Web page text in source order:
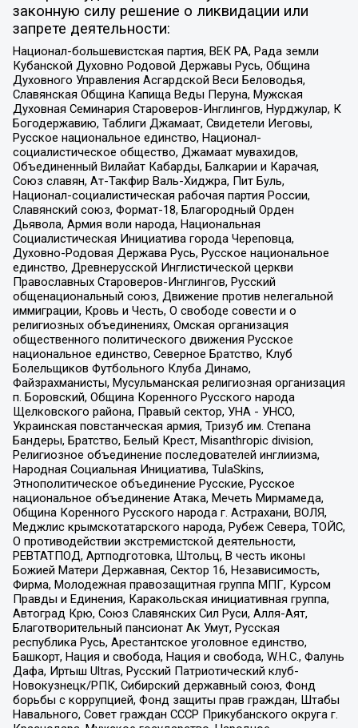
законную силу решение о ликвидации или
запрете деятельности:
Национал-большевистская партия, ВЕК РА, Рада земли
Кубанской Духовно Родовой Державы Русь, Община
Духовного Управления Асгардской Веси Беловодья,
Славянская Община Капища Веды Перуна, Мужская
Духовная Семинария Староверов-Инглингов, Нурджулар, К
Богодержавию, Таблиги Джамаат, Свидетели Иеговы,
Русское национальное единство, Национал-
социалистическое общество, Джамаат мувахидов,
Объединенный Вилайат Кабарды, Балкарии и Карачая,
Союз славян, Ат-Такфир Валь-Хиджра, Пит Буль,
Национал-социалистическая рабочая партия России,
Славянский союз, Формат-18, Благородный Орден
Дьявола, Армия воли народа, Национальная
Социалистическая Инициатива города Череповца,
Духовно-Родовая Держава Русь, Русское национальное
единство, Древнерусской Инглистической церкви
Православных Староверов-Инглингов, Русский
общенациональный союз, Движение против нелегальной
иммиграции, Кровь и Честь, О свободе совести и о
религиозных объединениях, Омская организация
общественного политического движения Русское
национальное единство, Северное Братство, Клуб
Болельщиков Футбольного Клуба Динамо,
Файзрахманисты, Мусульманская религиозная организация
п. Боровский, Община Коренного Русского народа
Щелковского района, Правый сектор, УНА - УНСО,
Украинская повстанческая армия, Тризуб им. Степана
Бандеры, Братство, Белый Крест, Misanthropic division,
Религиозное объединение последователей инглиизма,
Народная Социальная Инициатива, TulaSkins,
Этнополитическое объединение Русские, Русское
национальное объединение Атака, Мечеть Мирмамеда,
Община Коренного Русского народа г. Астрахани, ВОЛЯ,
Меджлис крымскотатарского народа, Рубеж Севера, ТОЙС,
О противодействии экстремистской деятельности,
РЕВТАТПОД, Артподготовка, Штольц, В честь иконы
Божией Матери Державная, Сектор 16, Независимость,
Фирма, Молодежная правозащитная группа МПГ, Курсом
Правды и Единения, Каракольская инициативная группа,
Автоград Крю, Союз Славянских Сил Руси, Алля-Аят,
Благотворительный пансионат Ак Умут, Русская
республика Русь, Арестантское уголовное единство,
Башкорт, Нация и свобода, Нация и свобода, W.H.С., Фалунь
Дафа, Иртыш Ultras, Русский Патриотический клуб-
Новокузнецк/РПК, Сибирский державный союз, Фонд
борьбы с коррупцией, Фонд защиты прав граждан, Штабы
Навального, Совет граждан СССР Прикубанского округа г.